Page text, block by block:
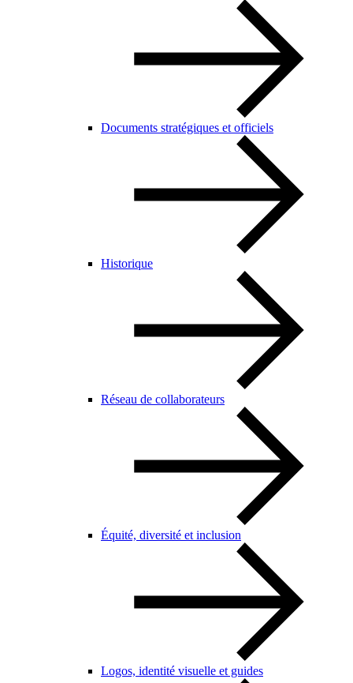
Documents stratégiques et officiels
Historique
Réseau de collaborateurs
Équité, diversité et inclusion
Logos, identité visuelle et guides